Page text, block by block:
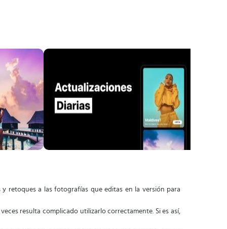
retoques a las fotografías que editas en la versión para
resulta complicado utilizarlo correctamente. Si es así,